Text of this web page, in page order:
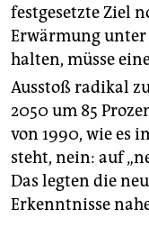
festgesetzte Ziel
Erwärmung unter
halten, müsse
Ausstoß radikal
2050 um 85
von 1990, wie es
steht, nein: auf
Das legten die
Erkenntnisse